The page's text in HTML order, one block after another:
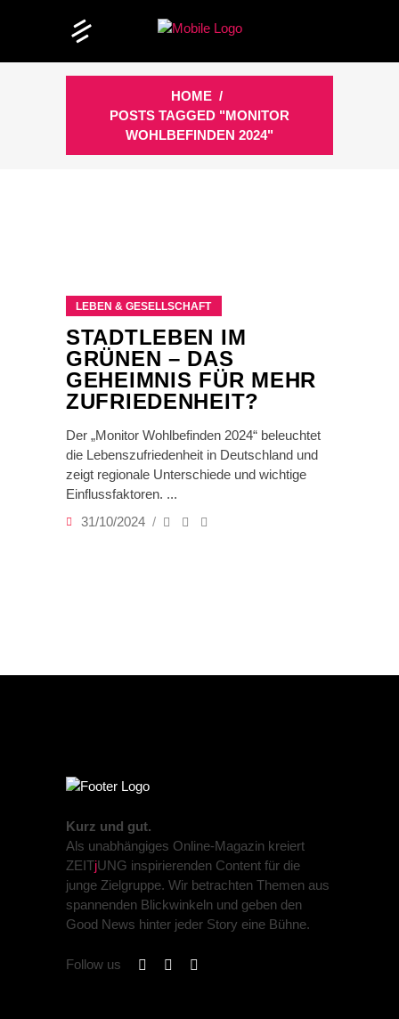
HOME /
POSTS TAGGED "MONITOR
WOHLBEFINDEN 2024"
LEBEN & GESELLSCHAFT
STADTLEBEN IM
GRÜNEN – DAS
GEHEIMNIS FÜR MEHR
ZUFRIEDENHEIT?
Der „Monitor Wohlbefinden 2024“ beleuchtet
die Lebenszufriedenheit in Deutschland und
zeigt regionale Unterschiede und wichtige
Einflussfaktoren.
31/10/2024
Kurz und gut.
Als unabhängiges Online-Magazin kreiert
ZEITjUNG inspirierenden Content für die
junge Zielgruppe. Wir betrachten Themen aus
spannenden Blickwinkeln und geben den
Good News hinter jeder Story eine Bühne.
Follow us